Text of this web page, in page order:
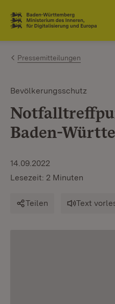
Zum Inhalt springen
Link zur Startseite
Pressemitteilungen
Bevölkerungsschutz
Baden-
14.09.2022
Lesezeit: 2 Minuten
Teilen Text